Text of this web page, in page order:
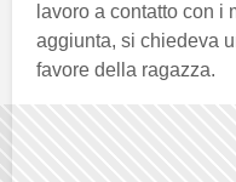
lavoro a contatto con i
aggiunta, si chiedeva
favore della ragazza.